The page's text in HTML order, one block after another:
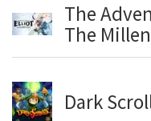
The
The
Dark